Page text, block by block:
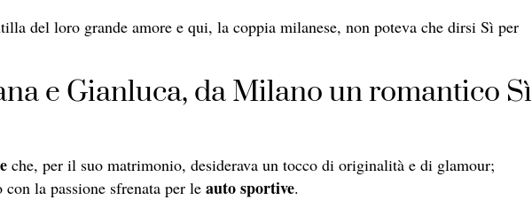
del loro grande amore e qui, la coppia milanese, non poteva che dirsi Sì per
e Gianluca, da Milano un romantico Sì
che, per il suo matrimonio, desiderava un tocco di originalità e di glamour;
la passione sfrenata per le auto sportive.